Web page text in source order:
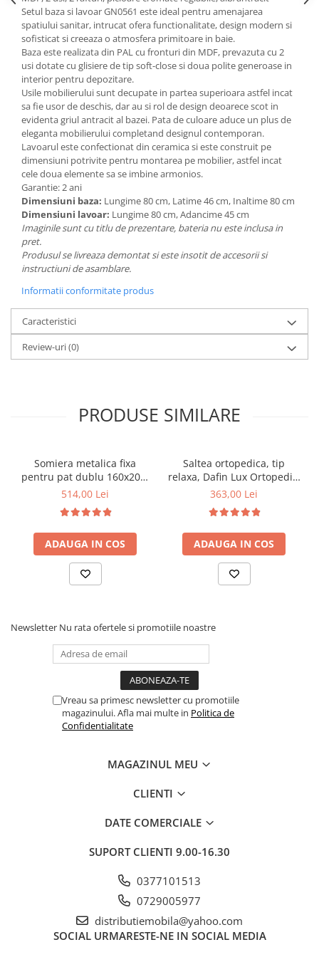
Mese gradinita
Scaune gradinita
Set mese si scaune gradinita
Mobilier copii
Mobila camera copii
Scaune birou pentru copii
Saltele patuturi copii
Paturi copii
Masa si scaune gradinita
Seturi comode living si dormitor
Setul baza si lavoar GN0561 este ideal pentru amenajarea
spatiului sanitar, intrucat ofera functionalitate, design modern si
sofisticat si creeaza o atmosfera primitoare in baie.
Baza este realizata din PAL cu fronturi din MDF, prevazuta cu 2
usi dotate cu glisiere de tip soft-close si doua polite generoase in
interior pentru depozitare.
Usile mobilierului sunt decupate in partea superioara astfel incat
sa fie usor de deschis, dar au si rol de design deoarece scot in
evidenta griul antracit al bazei. Pata de culoare aduce un plus de
eleganta mobilierului completand designul contemporan.
Lavoarul este confectionat din ceramica si este construit pe
dimensiuni potrivite pentru montarea pe mobilier, astfel incat
cele doua elemente sa se imbine armonios.
Garantie: 2 ani
Dimensiuni baza: Lungime 80 cm, Latime 46 cm, Inaltime 80 cm
Dimensiuni lavoar: Lungime 80 cm, Adancime 45 cm
Imaginile sunt cu titlu de prezentare, bateria nu este inclusa in
pret.
Produsul se livreaza demontat si este insotit de accesorii si
instructiuni de asamblare.
Informatii conformitate produs
Caracteristici
Review-uri(0)
PRODUSE SIMILARE
Somiera metalica fixa
pentru pat dublu 160x200,
6 picioare, 32 lamele lemn
saltea ferm, negru
514,00 Lei
ADAUGA IN COS
Saltea ortopedica, tip
relaxa, Dafin Lux Ortopedic,
90x200x21cm, fermitate
tip Bonell, fata vara-iarna,
sistem de aerisire cu
butoni, Salt Confort
363,00 Lei
ADAUGA IN COS
Newsletter Nu rata ofertele si promotiile noastre
Vreau sa primesc newsletter cu promotiile
magazinului. Afla mai multe in Politica de
Confidentialitate
MAGAZINUL MEU
CLIENTI
DATE COMERCIALE
SUPORT CLIENTI 9.00-16.30
0377101513
0729005977
distributiemobila@yahoo.com
SOCIAL URMARESTE-NE IN SOCIAL MEDIA